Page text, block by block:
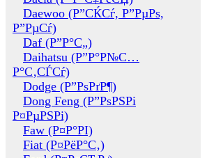
Daewoo (Р”СЌСѓ, Р”РµРѕ,
Р”РµСѓ)
Daf (Р”Р°С„)
Daihatsu (Р”Р°Р№С…
Р°С‚СЃСѓ)
Dodge (Р”РѕРґР¶)
Dong Feng (Р”РѕРЅРі
Р¤РµРЅРі)
Faw (Р¤Р°РІ)
Fiat (Р¤РёР°С‚)